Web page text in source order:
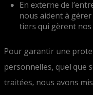
En externe de
nous aident à
tiers qui gèrent nos
Pour garantir une
personnelles, quel que
traitées, nous avons